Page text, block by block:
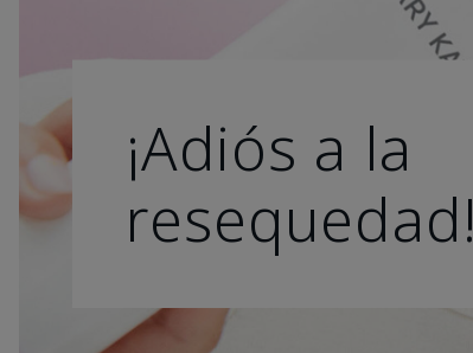
¡Adiós a la
resequedad!